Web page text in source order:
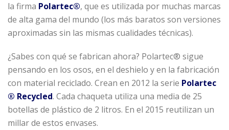
la firma Polartec®, que es utilizada por muchas marcas
de alta gama del mundo (los más baratos son versiones
aproximadas sin las mismas cualidades técnicas).
¿Sabes con qué se fabrican ahora? Polartec® sigue
pensando en los osos, en el deshielo y en la fabricación
con material reciclado. Crean en 2012 la serie Polartec
® Recycled. Cada chaqueta utiliza una media de 25
botellas de plástico de 2 litros. En el 2015 reutilizan un
millar de estos envases.